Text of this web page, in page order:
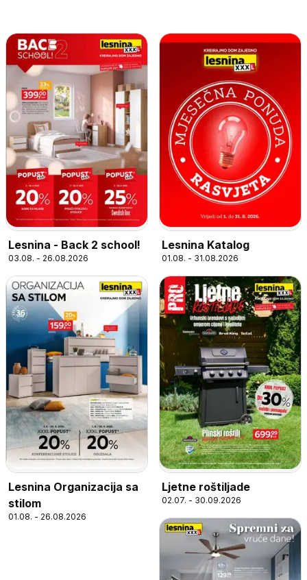
Lesnina - Back 2 school!
03.08. - 26.08.2026
Lesnina Katalog
01.08. - 31.08.2026
Lesnina Organizacija sa
stilom
01.08. - 26.08.2026
Ljetne roštiljade
02.07. - 30.09.2026